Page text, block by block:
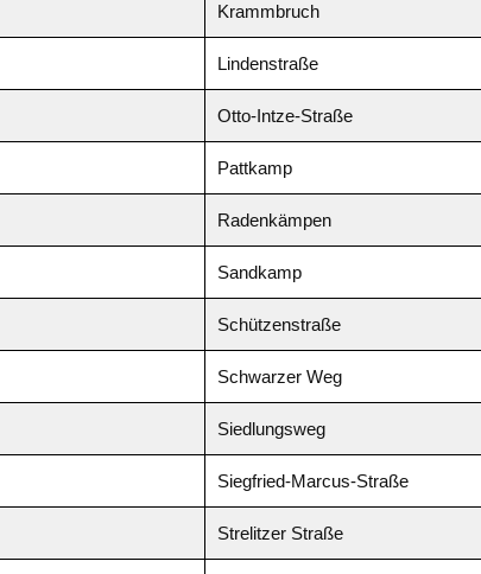
Krammbruch
Lindenstraße
Otto-Intze-Straße
Pattkamp
Radenkämpen
Sandkamp
Schützenstraße
Schwarzer Weg
Siedlungsweg
Siegfried-Marcus-Straße
Strelitzer Straße